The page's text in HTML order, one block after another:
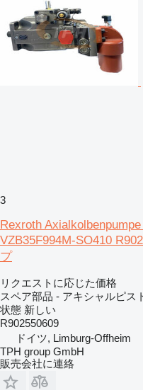
3
Rexroth
VZB35F994M-SO410
プ
リクエストに応じた価格
スペア部品 - アキシャルピス
状態 新しい
R902550609
ドイツ, Limburg-Offheim
TPH group GmbH
販売会社に連絡